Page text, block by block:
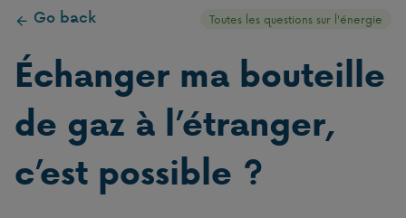
Gaz en citernes
LPG
Go back Toutes les questions sur l'énergie
Échanger ma bouteille
de gaz à l’étranger,
c’est possible ?